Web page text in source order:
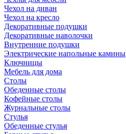
Чехол на диван
Чехол на кресло
Декоративные подушки
Декоративные наволочки
Внутренние подушки
Электрические напольные камины
Ключницы
Мебель для дома
Столы
Обеденные столы
Кофейные столы
Журнальные столы
Стулья
Обеденные стулья